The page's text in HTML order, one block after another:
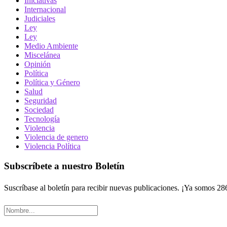
Internacional
Judiciales
Ley
Ley
Medio Ambiente
Miscelánea
Opinión
Política
Política y Género
Salud
Seguridad
Sociedad
Tecnología
Violencia
Violencia de genero
Violencia Política
Subscríbete a nuestro Boletín
Suscríbase al boletín para recibir nuevas publicaciones. ¡Ya somos